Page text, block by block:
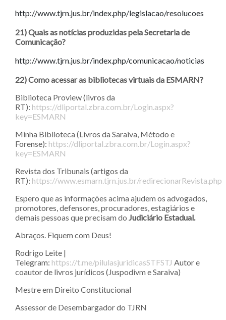
http://www.tjrn.jus.br/index.php/legislacao/resolucoes
21) Quais as notícias produzidas pela Secretaria de
Comunicação?
http://www.tjrn.jus.br/index.php/comunicacao/noticias
22) Como acessar as bibliotecas virtuais da ESMARN?
Biblioteca Proview (livros da
RT): https://dliportal.zbra.com.br/Login.aspx?
key=ESMARN
Minha Biblioteca (Livros da Saraiva, Método e
Forense): https://dliportal.zbra.com.br/Login.aspx?
key=ESMARN
Revista dos Tribunais (artigos da
RT): https://www.esmarn.tjrn.jus.br/redirecionarRevista.php
Espero que as informações acima ajudem os advogados,
promotores, defensores, procuradores, estagiários e
demais pessoas que precisam do Judiciário Estadual.
Abraços. Fiquem com Deus!
Rodrigo Leite |
Telegram: https://t.me/pilulasjuridicasSTFSTJ Autor e
coautor de livros jurídicos (Juspodivm e Saraiva)
Mestre em Direito Constitucional
Assessor de Desembargador do TJRN